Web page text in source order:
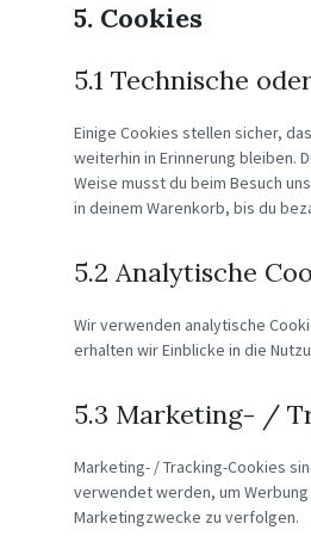
5. Cookies
5.1 Technische
Einige Cookies stellen sicher,
weiterhin in Erinnerung bleiben.
Weise musst du beim Besuch
in deinem Warenkorb, bis du
5.2 Analytische
Wir verwenden analytische
erhalten wir Einblicke in die
5.3 Marketing- /
Marketing- / Tracking-Cookies
verwendet werden, um
Marketingzwecke zu verfolgen.